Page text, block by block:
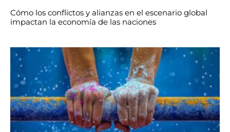
Cómo los conflictos y alianzas en el escenario global
impactan la economía de las naciones